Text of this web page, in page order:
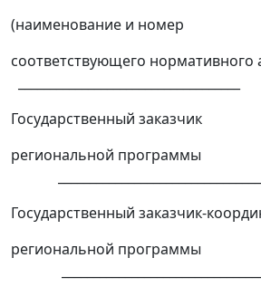
(наименование и номер
соответствующего нормативного
Государственный заказчик
региональной программы
Государственный заказчик-
региональной программы